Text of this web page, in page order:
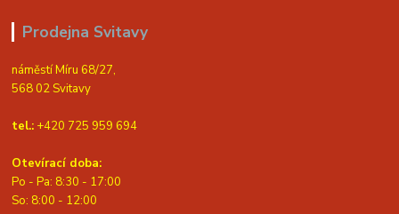
Prodejna Svitavy
náměstí Míru 68/27,
568 02 Svitavy
tel.: +420 725 959 694
Otevírací doba:
Po - Pa: 8:30 - 17:00
So: 8:00 - 12:00